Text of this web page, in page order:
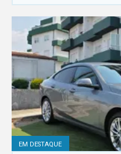
EM DESTAQUE